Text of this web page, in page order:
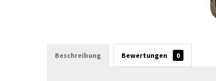
Beschreibung Bewertungen 0